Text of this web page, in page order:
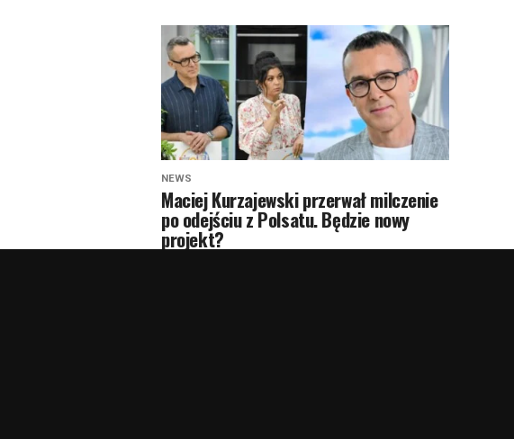
NEWS
Maciej Kurzajewski przerwał milczenie
po odejściu z Polsatu. Będzie nowy
projekt?